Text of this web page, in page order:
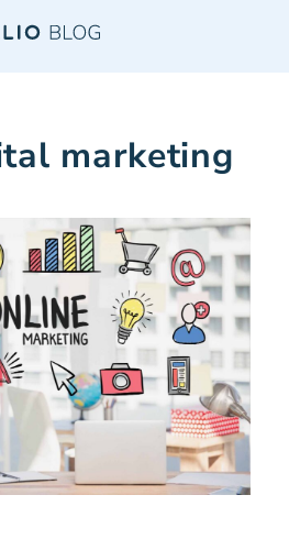
marketing